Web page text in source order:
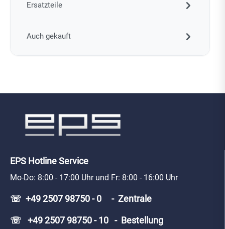
Ersatzteile
Auch gekauft
EPS Hotline Service
Mo-Do: 8:00 - 17:00 Uhr und Fr: 8:00 - 16:00 Uhr
☏ +49 2507 98750 - 0 - Zentrale
☏ +49 2507 98750 - 10 - Bestellung